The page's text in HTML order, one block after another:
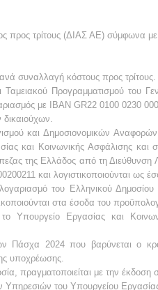
τρίτους (ΔΙΑΣ ΑΕ) σύμφωνα με
συναλλαγή κόστους προς τρίτους.
Προγραμματισμού του
με ΙΒΑΝ GR22 0100 0230
και Δημοσιονομικών Αναφορών
και Κοινωνικής Ασφάλισης
της Ελλάδος από τη
και λογιστικοποιούνται ως
του Ελληνικού Δημοσίου
στα έσοδα του
Υπουργείο Εργασίας και
Πάσχα 2024 που βαρύνεται ο
υποχρέωσης.
πραγματοποιείται με την
Υπηρεσιών του Υπουργείου